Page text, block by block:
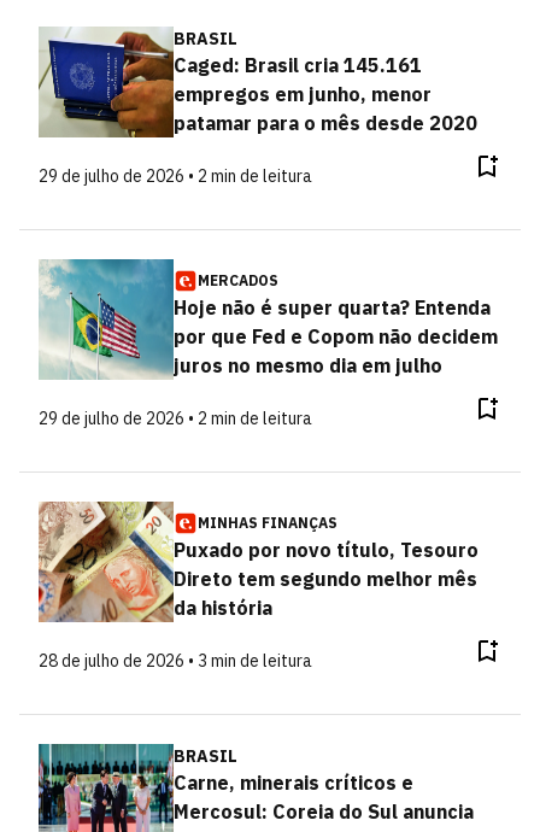
BRASIL
Caged: Brasil cria 145.161
empregos em junho, menor
patamar para o mês desde 2020
29 de julho de 2026 • 2 min de leitura
MERCADOS
Hoje não é super quarta? Entenda
por que Fed e Copom não decidem
juros no mesmo dia em julho
29 de julho de 2026 • 2 min de leitura
MINHAS FINANÇAS
Puxado por novo título, Tesouro
Direto tem segundo melhor mês
da história
28 de julho de 2026 • 3 min de leitura
BRASIL
Carne, minerais críticos e
Mercosul: Coreia do Sul anuncia